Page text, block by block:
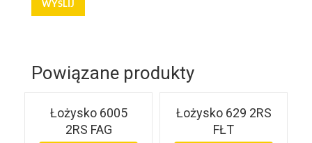
Powiązane produkty
Łożysko 6005
2RS FAG
Łożysko 629 2RS
FŁT